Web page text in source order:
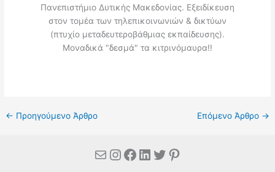
Πανεπιστήμιο Δυτικής Μακεδονίας. Εξειδίκευση
στον τομέα των τηλεπικοινωνιών & δικτύων
(πτυχίο μεταδευτεροβάθμιας εκπαίδευσης).
Μοναδικά "δεσμά" τα κιτρινόμαυρα!!
← Προηγούμενο Άρθρο Επόμενο Άρθρο →
MailInstagram
Facebook
Linkedin
Twitter
Pinterest